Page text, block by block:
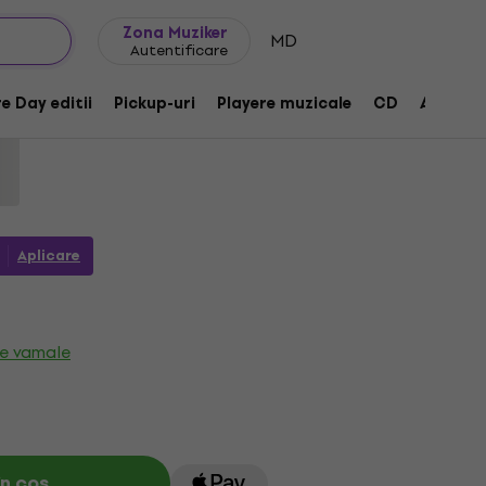
Zona Muziker
Autentificare MD
Day editii Pickup-uri Playere muzicale CD
Forever (CD)
1189275
Aplicare
vamale